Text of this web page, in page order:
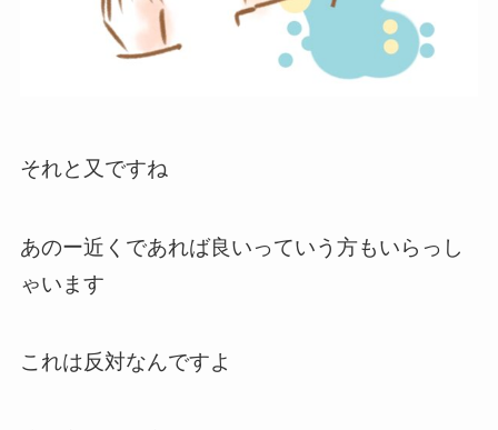
それと又ですね
あのー近くであれば良いっていう方もいらっし
ゃいます
これは反対なんですよ